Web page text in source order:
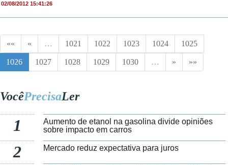
02/08/2012 15:41:26
«« « … 1021 1022 1023 1024 1025
1026 1027 1028 1029 1030 … » »»
VocêPrecisaLer
1
Aumento de etanol na gasolina divide opiniões
sobre impacto em carros
2 Mercado reduz expectativa para juros